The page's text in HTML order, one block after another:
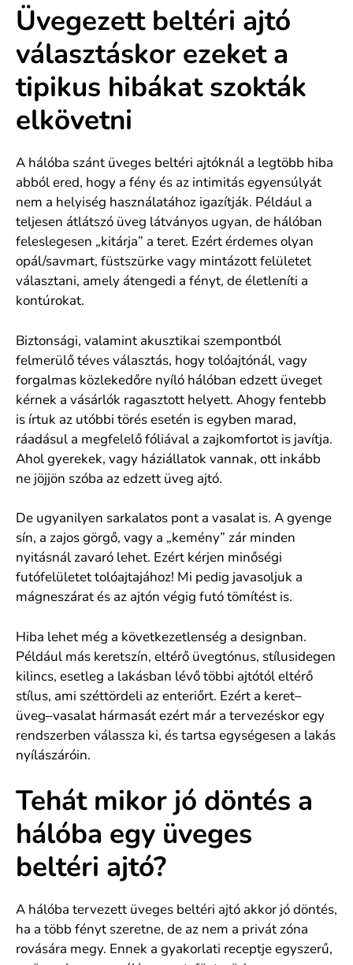
Üvegezett beltéri ajtó
választáskor ezeket a
tipikus hibákat szokták
elkövetni
A hálóba szánt üveges beltéri ajtóknál a legtöbb hiba
abból ered, hogy a fény és az intimitás egyensúlyát
nem a helyiség használatához igazítják. Például a
teljesen átlátszó üveg látványos ugyan, de hálóban
feleslegesen „kitárja” a teret. Ezért érdemes olyan
opál/savmart, füstszürke vagy mintázott felületet
választani, amely átengedi a fényt, de életleníti a
kontúrokat.
Biztonsági, valamint akusztikai szempontból
felmerülő téves választás, hogy tolóajtónál, vagy
forgalmas közlekedőre nyíló hálóban edzett üveget
kérnek a vásárlók ragasztott helyett. Ahogy fentebb
is írtuk az utóbbi törés esetén is egyben marad,
ráadásul a megfelelő fóliával a zajkomfortot is javítja.
Ahol gyerekek, vagy háziállatok vannak, ott inkább
ne jöjjön szóba az edzett üveg ajtó.
De ugyanilyen sarkalatos pont a vasalat is. A gyenge
sín, a zajos görgő, vagy a „kemény” zár minden
nyitásnál zavaró lehet. Ezért kérjen minőségi
futófelületet tolóajtajához! Mi pedig javasoljuk a
mágneszárat és az ajtón végig futó tömítést is.
Hiba lehet még a következetlenség a designban.
Például más keretszín, eltérő üvegtónus, stílusidegen
kilincs, esetleg a lakásban lévő többi ajtótól eltérő
stílus, ami széttördeli az enteriőrt. Ezért a keret–
üveg–vasalat hármasát ezért már a tervezéskor egy
rendszerben válassza ki, és tartsa egységesen a lakás
nyílászáróin.
Tehát mikor jó döntés a
hálóba egy üveges
beltéri ajtó?
A hálóba tervezett üveges beltéri ajtó akkor jó döntés,
ha a több fényt szeretne, de az nem a privát zóna
rovására megy. Ennek a gyakorlati receptje egyszerű,